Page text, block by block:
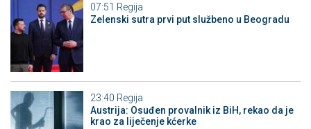
07:51 Regija
Zelenski sutra prvi put službeno u Beogradu
23:40 Regija
Austrija: Osuđen provalnik iz BiH, rekao da je
krao za liječenje kćerke